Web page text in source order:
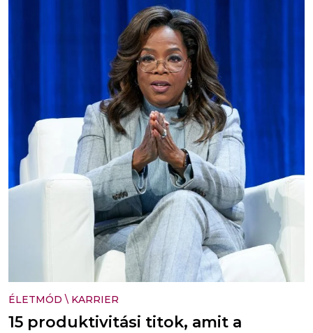
ÉLETMÓD \ KARRIER
15 produktivitási titok, amit a